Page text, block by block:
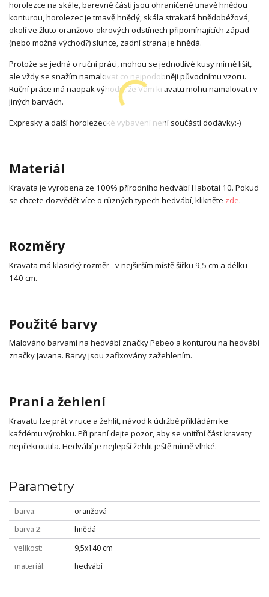
horolezce na skále, barevné části jsou ohraničené tmavě hnědou
konturou, horolezec je tmavě hnědý, skála strakatá hnědobéžová,
okolí ve žluto-oranžovo-okrových odstínech připomínajících západ
(nebo možná východ?) slunce, zadní strana je hnědá.
Protože se jedná o ruční práci, mohou se jednotlivé kusy mírně lišit,
ale vždy se snažím namalovat co nejpodobněji původnímu vzoru.
Ruční práce má naopak výhodu, že Vám kravatu mohu namalovat i v
jiných barvách.
Expresky a další horolezecké vybavení není součástí dodávky:-)
Materiál
Kravata je vyrobena ze 100% přírodního hedvábí Habotai 10. Pokud
se chcete dozvědět více o různých typech hedvábí, klikněte zde.
Rozměry
Kravata má klasický rozměr - v nejširším místě šířku 9,5 cm a délku
140 cm.
Použité barvy
Malováno barvami na hedvábí značky Pebeo a konturou na hedvábí
značky Javana. Barvy jsou zafixovány zažehlením.
Praní a žehlení
Kravatu lze prát v ruce a žehlit, návod k údržbě přikládám ke
každému výrobku. Při praní dejte pozor, aby se vnitřní část kravaty
nepřekroutila. Hedvábí je nejlepší žehlit ještě mírně vlhké.
Parametry
barva
oranžová
barva 2
hnědá
velikost
9,5x140 cm
materiál
hedvábí